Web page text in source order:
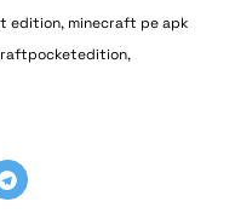
edition, minecraft pe apk